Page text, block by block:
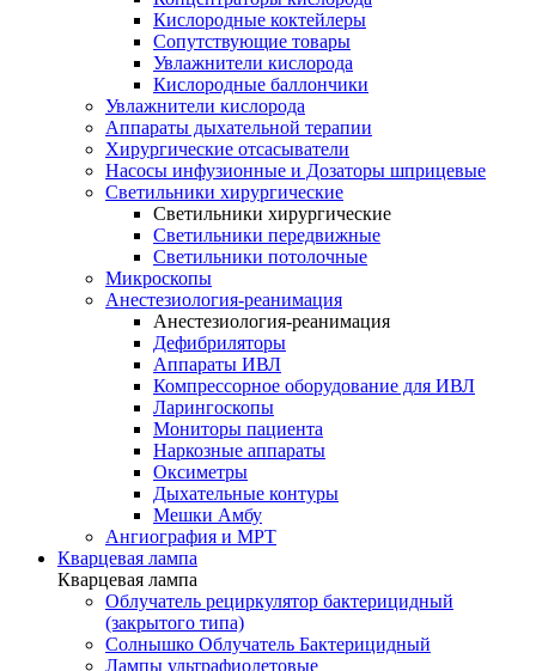
Кислородные коктейлеры
Сопутствующие товары
Увлажнители кислорода
Кислородные баллончики
Увлажнители кислорода
Аппараты дыхательной терапии
Хирургические отсасыватели
Насосы инфузионные и Дозаторы шприцевые
Светильники хирургические
Светильники хирургические
Светильники передвижные
Светильники потолочные
Микроскопы
Анестезиология-реанимация
Анестезиология-реанимация
Дефибриляторы
Аппараты ИВЛ
Компрессорное оборудование для ИВЛ
Ларингоскопы
Мониторы пациента
Наркозные аппараты
Оксиметры
Дыхательные контуры
Мешки Амбу
Ангиография и МРТ
Кварцевая лампа
Кварцевая лампа
Облучатель рециркулятор бактерицидный
(закрытого типа)
Солнышко Облучатель Бактерицидный
Лампы ультрафиолетовые